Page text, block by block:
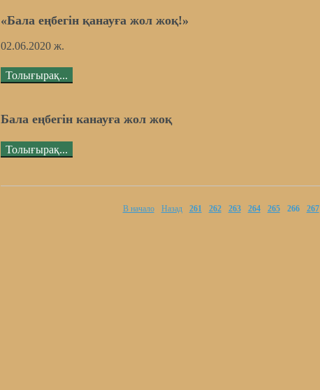
«Бала еңбегін қанауға жол жоқ!»
02.06.2020 ж.
Толығырақ...
Бала еңбегін канауға жол жоқ
Толығырақ...
В начало Назад 261 262 263 264 265 266 267